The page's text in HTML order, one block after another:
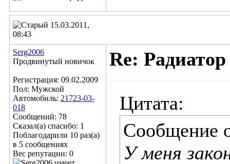
15.03.2011,
08:43
Serg2006
Продвинутый новичок
Регистрация: 09.02.2009
Пол: Мужской
Автомобиль: 21723-03-
018
Сообщений: 78
Сказал(а) спасибо: 1
Поблагодарили 10 раз(а)
в 5 сообщениях
Вес репутации: 0
Re:
Цитата:
Сообщение
У меня